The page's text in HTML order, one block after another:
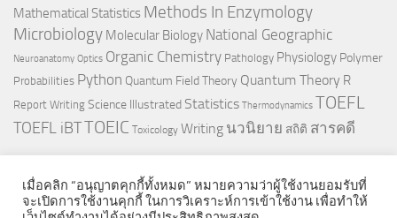
Mathematical Statistics Methods In Enzymology
Microbiology Molecular Biology National Geographic
Neuroanatomy Optics Organic Chemistry Pathology Physiology Polymer
Probabilities Python Quantum Field Theory Quantum Theory R
Report Writing Science Illustrated Statistics Thermodynamics TOEFL
TOEFL iBTTOEIC Toxicology Writing นวนิยาย สถิติ สารคดี
เมื่อคลิก “อนุญาตคุกกี้ทั้งหมด” หมายความว่าผู้ใช้งานยอมรับที่
จะเปิดการใช้งานคุกกี้ ในการวิเคราะห์การเข้าใช้งาน เพื่อทำให้